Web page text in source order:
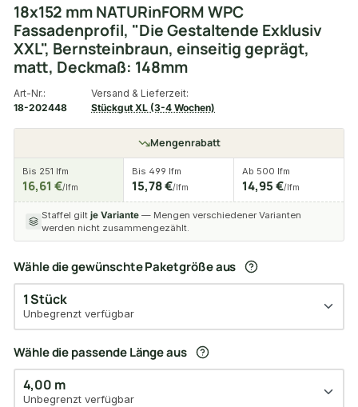
18x152 mm NATURinFORM WPC
Fassadenprofil, "Die Gestaltende Exklusiv
XXL", Bernsteinbraun, einseitig geprägt,
matt, Deckmaß: 148mm
Art-Nr.:
18-202448
Versand & Lieferzeit:
Stückgut XL (3-4 Wochen)
Mengenrabatt
Bis 251 lfm
16,61 €/lfm
Bis 499 lfm
15,78 €/lfm
Ab 500 lfm
14,95 €/lfm
Staffel gilt je Variante — Mengen verschiedener Varianten
werden nicht zusammengezählt.
Wähle die gewünschte Paketgröße aus
1 Stück
Unbegrenzt verfügbar
Wähle die passende Länge aus
4,00 m
Unbegrenzt verfügbar